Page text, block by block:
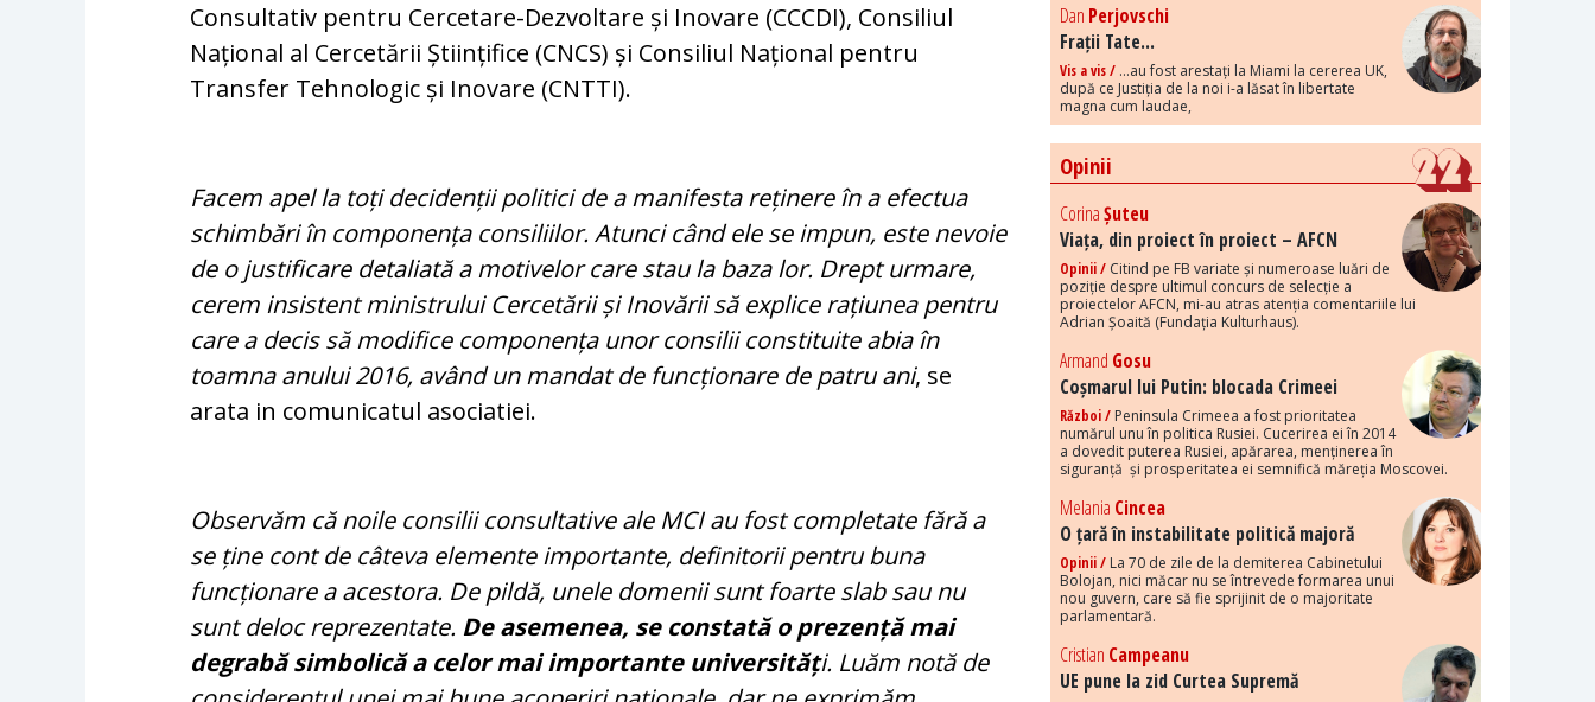
Consultativ pentru Cercetare-Dezvoltare și Inovare (CCCDI), Consiliul
Național al Cercetării Științifice (CNCS) și Consiliul Național pentru
Transfer Tehnologic și Inovare (CNTTI).
Facem apel la toți decidenții politici de a manifesta reținere în a efectua
schimbări în componența consiliilor. Atunci când ele se impun, este nevoie
de o justificare detaliată a motivelor care stau la baza lor. Drept urmare,
cerem insistent ministrului Cercetării și Inovării să explice rațiunea pentru
care a decis să modifice componența unor consilii constituite abia în
toamna anului 2016, având un mandat de funcționare de patru ani, se
arata in comunicatul asociatiei.
Observăm că noile consilii consultative ale MCI au fost completate fără a
se ține cont de câteva elemente importante, definitorii pentru buna
funcționare a acestora. De pildă, unele domenii sunt foarte slab sau nu
sunt deloc reprezentate. De asemenea, se constată o prezență mai
degrabă simbolică a celor mai importante universități. Luăm notă de
Dan Perjovschi
Frații Tate...
Vis a vis / ...au fost arestați la Miami la cererea UK,
după ce Justiția de la noi i-a lăsat în libertate
magna cum laudae,
Opinii
CorinaȘuteu
Viața, din proiect în proiect – AFCN
Opinii / Citind pe FB variate și numeroase luări de
poziție despre ultimul concurs de selecție a
proiectelor AFCN, mi-au atras atenția comentariile lui
Adrian Șoaită (Fundația Kulturhaus).
Armand Gosu
Coșmarul lui Putin: blocada Crimeei
Război / Peninsula Crimeea a fost prioritatea
numărul unu în politica Rusiei. Cucerirea ei în 2014
a dovedit puterea Rusiei, apărarea, menținerea în
siguranță și prosperitatea ei semnifică măreția Moscovei.
Melania Cincea
O țară în instabilitate politică majoră
Opinii / La 70 de zile de la demiterea Cabinetului
Bolojan, nici măcar nu se întrevede formarea unui
nou guvern, care să fie sprijinit de o majoritate
parlamentară.
Cristian Campeanu
UE pune la zid Curtea Supremă